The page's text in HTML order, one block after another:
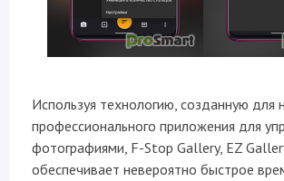
Используя технологию, созданную для
профессионального приложения для
фотографиями, F-Stop Gallery, EZ
обеспечивает невероятно быстрое